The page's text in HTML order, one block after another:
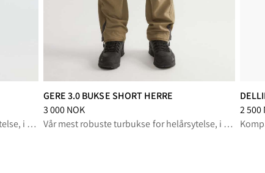
Vår mest robuste turbukse for helårsytelse, i kort modell
GERE 3.0 BUKSE SHORT HERRE
Pris:3 000 NOK, redusert fra 3 000 NOK
3 000 NOK
Vår mest robuste turbukse for helårsytelse, i kort modell
Pris:
2 500